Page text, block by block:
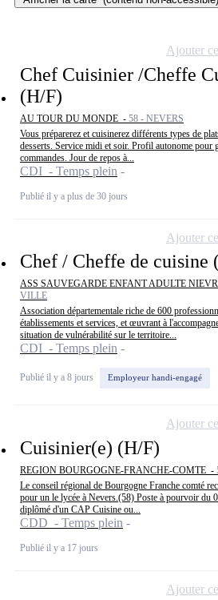
Chef Cuisinier /Cheffe
(H/F)
AU TOUR DU MONDE - 58 - NEVERS
Vous préparerez et cuisinerez différents types de
desserts. Service midi et soir. Profil autonome pour
commandes. Jour de repos à...
CDI - Temps plein
Publié il y a plus de 30 jours
Ajouter
Chef / Cheffe de cuisine
ASS SAUVEGARDE ENFANT ADULTE
VILLE
Association départementale riche de 600
établissements et services, et œuvrant à
situation de vulnérabilité sur le territoire...
CDI - Temps plein
Publié il y a 8 jours Employeur handi-engagé
Ajouter
Cuisinier(e) (H/F)
REGION BOURGOGNE-FRANCHE-COMTE -
Le conseil régional de Bourgogne Franche comté
pour un le lycée à Nevers.(58) Poste à pourvoir du
diplômé d'un CAP Cuisine ou...
CDD - Temps plein
Publié il y a 17 jours
Ajouter
Ajouter